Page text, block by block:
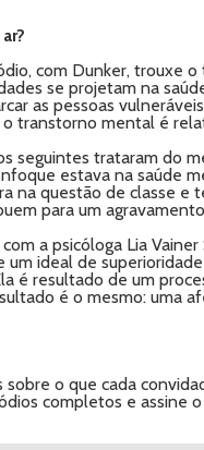
com Dunker, trouxe o
se projetam na
as pessoas
transtorno mental é
seguintes trataram do
estava na saúde
na questão de classe
para um
a psicóloga Lia
um ideal de
é resultado de um
é o mesmo: uma
sobre o que cada
completos e assine